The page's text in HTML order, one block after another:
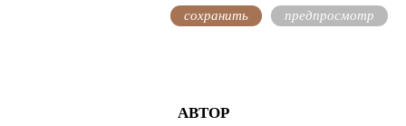
АВТОР